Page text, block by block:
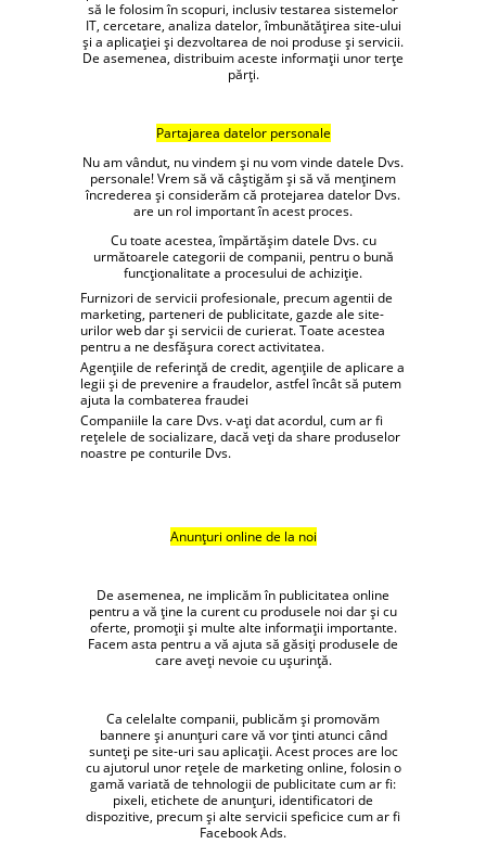
să le folosim în scopuri, inclusiv testarea sistemelor
IT, cercetare, analiza datelor, îmbunătățirea site-ului
și a aplicației și dezvoltarea de noi produse și servicii.
De asemenea, distribuim aceste informații unor terțe
părți.
Partajarea datelor personale
Nu am vândut, nu vindem și nu vom vinde datele Dvs.
personale! Vrem să vă câștigăm și să vă menținem
încrederea și considerăm că protejarea datelor Dvs.
are un rol important în acest proces.
Cu toate acestea, împărtășim datele Dvs. cu
următoarele categorii de companii, pentru o bună
funcționalitate a procesului de achiziție.
Furnizori de servicii profesionale, precum agentii de
marketing, parteneri de publicitate, gazde ale site-
urilor web dar și servicii de curierat. Toate acestea
pentru a ne desfășura corect activitatea.
Agențiile de referință de credit, agențiile de aplicare a
legii și de prevenire a fraudelor, astfel încât să putem
ajuta la combaterea fraudei
Companiile la care Dvs. v-ați dat acordul, cum ar fi
rețelele de socializare, dacă veți da share produselor
noastre pe conturile Dvs.
Anunțuri online de la noi
De asemenea, ne implicăm în publicitatea online
pentru a vă ține la curent cu produsele noi dar și cu
oferte, promoții și multe alte informații importante.
Facem asta pentru a vă ajuta să găsiți produsele de
care aveți nevoie cu ușurință.
Ca celelalte companii, publicăm și promovăm
bannere și anunțuri care vă vor ținti atunci când
sunteți pe site-uri sau aplicații. Acest proces are loc
cu ajutorul unor rețele de marketing online, folosin o
gamă variată de tehnologii de publicitate cum ar fi:
pixeli, etichete de anunțuri, identificatori de
dispozitive, precum și alte servicii speficice cum ar fi
Facebook Ads.